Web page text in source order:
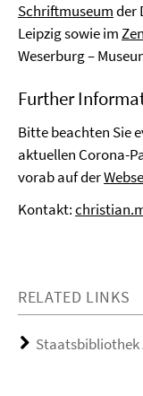
Schriftmuseumder
Leipzig sowie im
Weserburg –
Further
Bitte beachten Sie
aktuellen Corona-
vorab auf der
Kontakt:
RELATED LINKS
Staatsbibliothek